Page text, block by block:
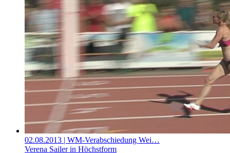
02.08.2013 | WM-Verabschiedung Wei…
Verena Sailer in Höchstform